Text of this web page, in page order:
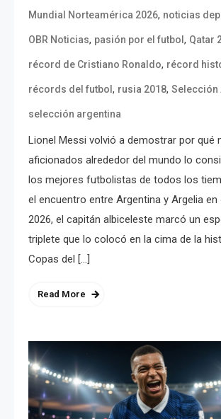
Mundial Norteamérica 2026, noticias
OBR Noticias, pasión por el futbol, Qatar
récord de Cristiano Ronaldo, récord
récords del futbol, rusia 2018, Selección
selección argentina
Lionel Messi volvió a demostrar por qué
aficionados alrededor del mundo lo
los mejores futbolistas de todos los
el encuentro entre Argentina y Argelia en
2026, el capitán albiceleste marcó un
triplete que lo colocó en la cima de la
Copas del […]
Read More